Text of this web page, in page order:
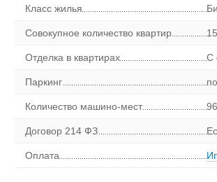
Класс жилья
Совокупное количество квартир
Отделка в квартирах С
Паркинг
Количество машино-мест
Договор 214 ФЗ
Оплата